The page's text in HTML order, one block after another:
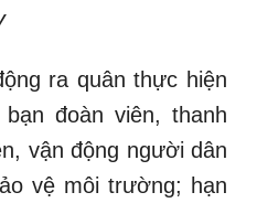
ra quân thực hiện
đoàn viên, thanh
vận động người dân
vệ môi trường; hạn